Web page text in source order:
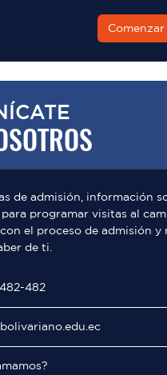
de admisión, información
programar visitas al
el proceso de admisión y
de ti.
482